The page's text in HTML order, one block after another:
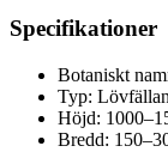
Specifikationer
Botaniskt
Typ:
Höjd:
Bredd: